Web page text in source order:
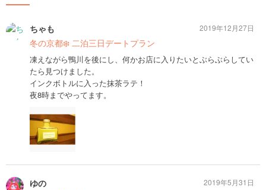
ちゃも
冬の京都❄️ 二泊三日デートプラン
凍えながら鴨川を後にし、何かお店に入りたいとぶらぶらしてい
たら見つけました。
インクボトルに入った抹茶ラテ！
夜8時までやってます。
2019年12月27日
ゆの
2019年5月31日